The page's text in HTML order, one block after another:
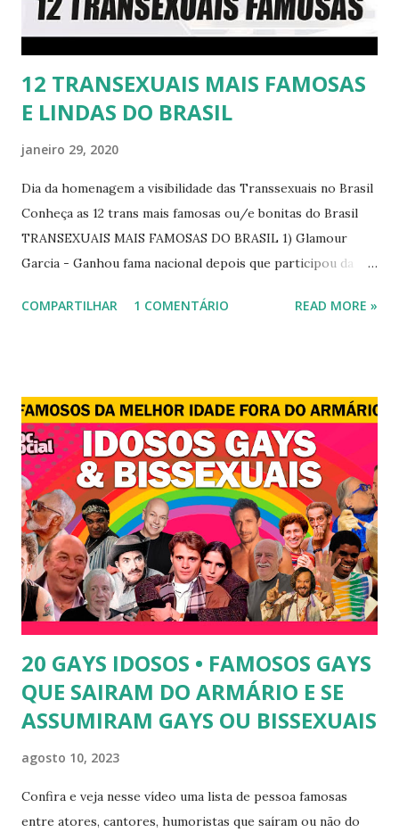
12 TRANSEXUAIS MAIS FAMOSAS
E LINDAS DO BRASIL
janeiro 29, 2020
Dia da homenagem a visibilidade das Transsexuais no Brasil
Conheça as 12 trans mais famosas ou/e bonitas do Brasil
TRANSEXUAIS MAIS FAMOSAS DO BRASIL 1) Glamour
Garcia - Ganhou fama nacional depois que participou da
transexual, Britney. 2) Lea T é uma famosa modelo
disse, ainda, que realizou a cirurgia em busca de ser feliz, e
não para agradar a um homem. 3) Léo Aquilla - Apresenta o
programa "A Tarde é Sua", na Rede TV, ao lado de Sonia
Abrão. A loira também participou do reality show "A
Fazenda", exibido pela Record TV. 4) Thalita Zampirolli -
Thalita Zampirolli é modelo, atriz e empresária. A loira
alcançou a fama após ser apontada como affair do ex-
jogador Romário. 5) Ariadna Arantes - Ariadna Arantes
ficou nacionalmente conhecida após sua ...
COMPARTILHAR 1 COMENTÁRIO READ MORE »
20 GAYS IDOSOS • FAMOSOS GAYS
QUE SAIRAM DO ARMÁRIO E SE
ASSUMIRAM GAYS OU BISSEXUAIS
agosto 10, 2023
Confira e veja nesse vídeo uma lista de pessoa famosas
entre atores, cantores, humoristas que saíram ou não do